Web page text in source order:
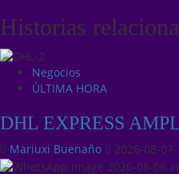
Historias
Negocios
ÚLTIMA HORA
DHL EXPRESS
Mariuxi Buenaño 2026-08-07